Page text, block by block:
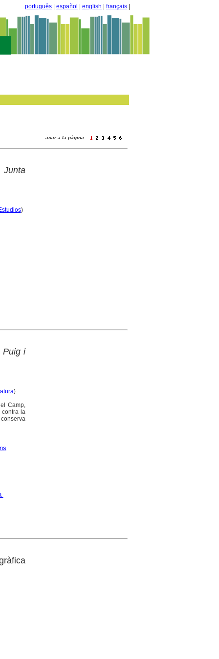
português español english français
anar a la pàgina
)
Puig i
)
Camp,
contra la